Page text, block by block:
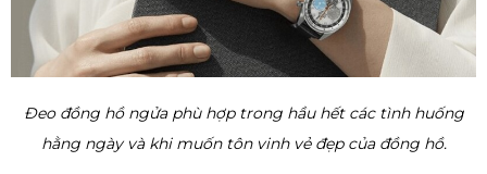
Đeo đồng hồ ngửa phù hợp trong hầu hết các tình huống
hằng ngày và khi muốn tôn vinh vẻ đẹp của đồng hồ.